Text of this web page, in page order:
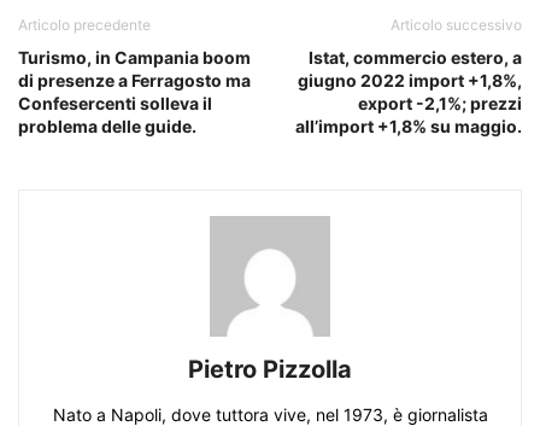
Articolo precedente
Turismo, in Campania boom
di presenze a Ferragosto ma
Confesercenti solleva il
problema delle guide.
Articolo successivo
Istat, commercio estero, a
giugno 2022 import +1,8%,
export -2,1%; prezzi
all’import +1,8% su maggio.
Pietro Pizzolla
Nato a Napoli, dove tuttora vive, nel 1973, è giornalista